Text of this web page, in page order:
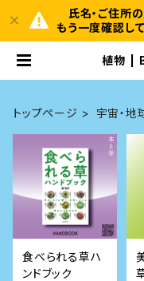
氏名・ご住所
もう一度確認して
植物 |
トップページ 宇宙・地
食べられる草ハ
ンドブック